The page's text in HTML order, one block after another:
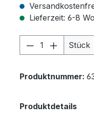
Lieferzeit: 6-8
Produkt Stück
Produktnummer:
Produktdetails